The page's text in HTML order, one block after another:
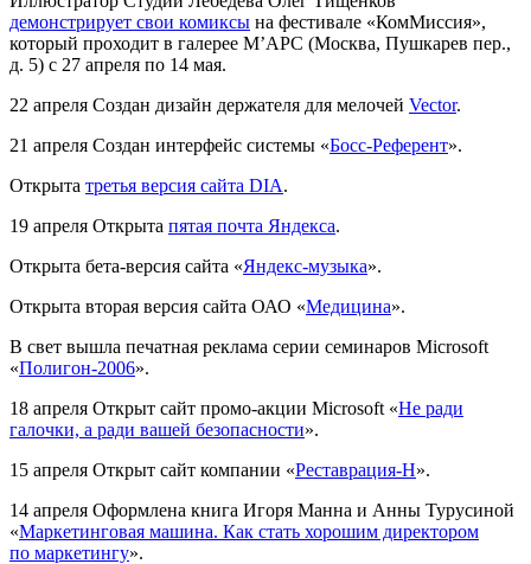
демонстрирует свои комиксы на фестивале «КомМиссия»,
который проходит в галерее М’АРС (Москва, Пушкарев пер.,
д. 5) с 27 апреля по 14 мая.
22 апреля Создан дизайн держателя для мелочей Vector.
21 апреля Создан интерфейс системы «Босс-Референт».
Открыта третья версия сайта DIA.
19 апреля Открыта пятая почта Яндекса.
Открыта бета-версия сайта «Яндекс-музыка».
Открыта вторая версия сайта ОАО «Медицина».
В свет вышла печатная реклама серии семинаров Microsoft
«Полигон-2006».
18 апреля Открыт сайт промо-акции Microsoft «Не ради
галочки, а ради вашей безопасности».
15 апреля Открыт сайт компании «Реставрация-Н».
14 апреля Оформлена книга Игоря Манна и Анны Турусиной
«Маркетинговая машина. Как стать хорошим директором
по маркетингу».